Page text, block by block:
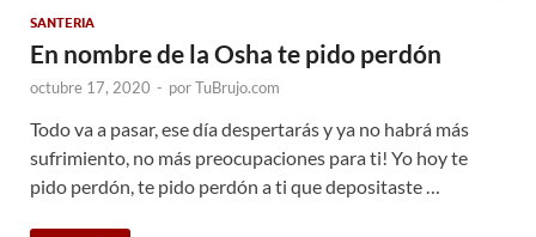
SANTERIA
En nombre de la Osha te pido perdón
octubre 17, 2020 - porTuBrujo.com
Todo va a pasar, ese día despertarás y ya no habrá más
sufrimiento, no más preocupaciones para ti! Yo hoy te
pido perdón, te pido perdón a ti que depositaste …